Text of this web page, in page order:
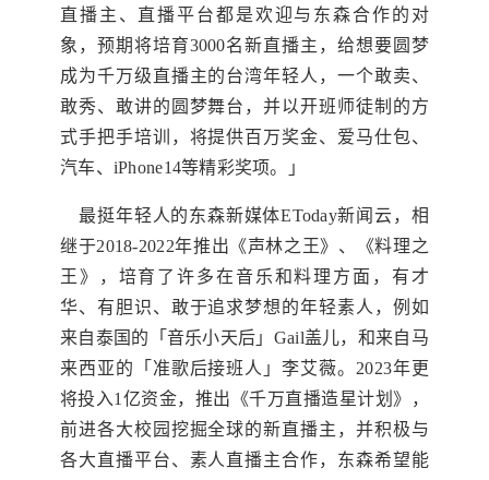
直播主、直播平台都是欢迎与东森合作的对
象，预期将培育3000名新直播主，给想要圆梦
成为千万级直播主的台湾年轻人，一个敢卖、
敢秀、敢讲的圆梦舞台，并以开班师徒制的方
式手把手培训，将提供百万奖金、爱马仕包、
汽车、iPhone14等精彩奖项。」
最挺年轻人的东森新媒体EToday新闻云，相
继于2018-2022年推出《声林之王》、《料理之
王》，培育了许多在音乐和料理方面，有才
华、有胆识、敢于追求梦想的年轻素人，例如
来自泰国的「音乐小天后」Gail盖儿，和来自马
来西亚的「准歌后接班人」李艾薇。2023年更
将投入1亿资金，推出《千万直播造星计划》，
前进各大校园挖掘全球的新直播主，并积极与
各大直播平台、素人直播主合作，东森希望能